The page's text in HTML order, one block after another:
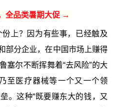
全品类暑期大促 →
上？因为有些事，已经触及
部分企业，在中国市场上赚得
塞尔不断挥舞着“去风险”的大
至医疗器械等一个又一个领
。这种“既要赚东大的钱，又